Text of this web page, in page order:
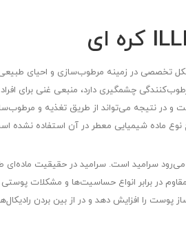
تخصصی در زمینه مرطوب‌سازی و احیای
چشمگیری دارد، منبعی غنی
و در نتیجه می‌‌تواند از طریق تغذیه و
ماده شیمیایی معطر در آن استفاده نشده
می‌‌رود سرامید است. سرامید در حقیقیت
در برابر انواع حساسیت‌ها و مشکلات پوستی
را افزایش دهد و در از بین بردن